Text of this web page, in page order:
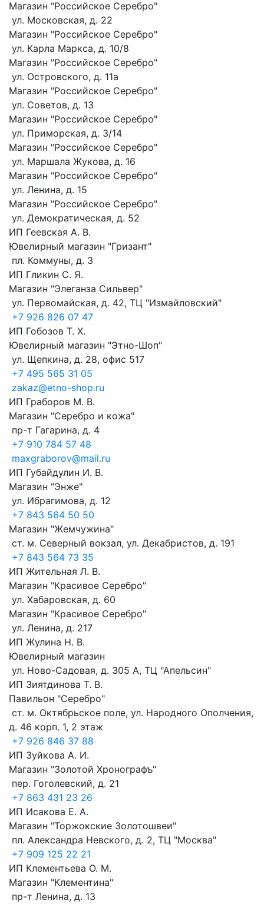
Магазин "Российское Серебро"
ул. Московская, д. 22
Магазин "Российское Серебро"
ул. Карла Маркса, д. 10/8
Магазин "Российское Серебро"
ул. Островского, д. 11а
Магазин "Российское Серебро"
ул. Советов, д. 13
Магазин "Российское Серебро"
ул. Приморская, д. 3/14
Магазин "Российское Серебро"
ул. Маршала Жукова, д. 16
Магазин "Российское Серебро"
ул. Ленина, д. 15
Магазин "Российское Серебро"
ул. Демократическая, д. 52
ИП Геевская А. В.
Ювелирный магазин "Гризант"
пл. Коммуны, д. 3
ИП Гликин С. Я.
Магазин "Элеганза Сильвер"
ул. Первомайская, д. 42, ТЦ "Измайловский"
+7 926 826 07 47
ИП Гобозов Т. Х.
Ювелирный магазин "Этно-Шоп"
ул. Щепкина, д. 28, офис 517
+7 495 565 31 05
zakaz@etno-shop.ru
ИП Граборов М. В.
Магазин "Серебро и кожа"
пр-т Гагарина, д. 4
+7 910 784 57 48
maxgraborov@mail.ru
ИП Губайдулин И. В.
Магазин "Энже"
ул. Ибрагимова, д. 12
+7 843 564 50 50
Магазин "Жемчужина"
ст. м. Северный вокзал, ул. Декабристов, д. 191
+7 843 564 73 35
ИП Жительная Л. В.
Магазин "Красивое Серебро"
ул. Хабаровская, д. 60
Магазин "Красивое Серебро"
ул. Ленина, д. 217
ИП Жулина Н. В.
Ювелирный магазин
ул. Ново-Садовая, д. 305 А, ТЦ "Апельсин"
ИП Зиятдинова Т. В.
Павильон "Серебро"
ст. м. Октябрьское поле, ул. Народного Ополчения,
д. 46 корп. 1, 2 этаж
+7 926 846 37 88
ИП Зуйкова А. И.
Магазин "Золотой Хронографъ"
пер. Гоголевский, д. 21
+7 863 431 23 26
ИП Исакова Е. А.
Магазин "Торжокские Золотошвеи"
пл. Александра Невского, д. 2, ТЦ "Москва"
+7 909 125 22 21
ИП Клементьева О. М.
Магазин "Клементина"
пр-т Ленина, д. 13